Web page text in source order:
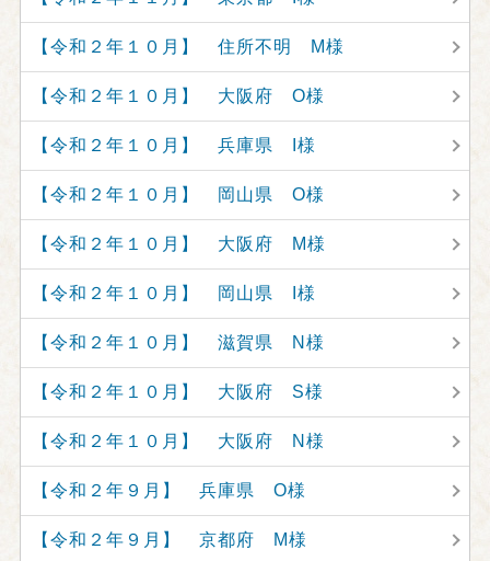
【令和２年１０月】 住所不明 M様
【令和２年１０月】 大阪府 O様
【令和２年１０月】 兵庫県 I様
【令和２年１０月】 岡山県 O様
【令和２年１０月】 大阪府 M様
【令和２年１０月】 岡山県 I様
【令和２年１０月】 滋賀県 N様
【令和２年１０月】 大阪府 S様
【令和２年１０月】 大阪府 N様
【令和２年９月】 兵庫県 O様
【令和２年９月】 京都府 M様